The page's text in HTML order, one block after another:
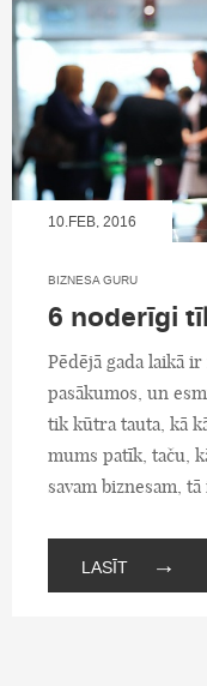
10.FEB, 2016
BIZNESA GURU
6 noderīgi
Pēdējā gada laikā
pasākumos, un
tik kūtra tauta, kā
mums patīk, taču,
savam biznesam,
LASĪT →